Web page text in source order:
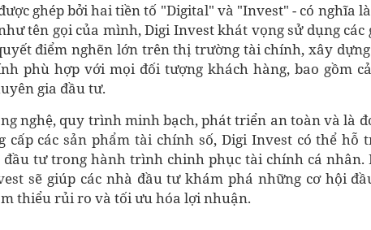
ghép bởi hai tiền tố "Digital" và "Invest" - có nghĩa
tên gọi của mình, Digi Invest khát vọng sử dụng các
điểm nghẽn lớn trên thị trường tài chính, xây
phù hợp với mọi đối tượng khách hàng, bao gồm
gia đầu tư.
nghệ, quy trình minh bạch, phát triển an toàn và là
cấp các sản phẩm tài chính số, Digi Invest có thể hỗ
đầu tư trong hành trình chinh phục tài chính cá nhân.
sẽ giúp các nhà đầu tư khám phá những cơ hội
thiểu rủi ro và tối ưu hóa lợi nhuận.